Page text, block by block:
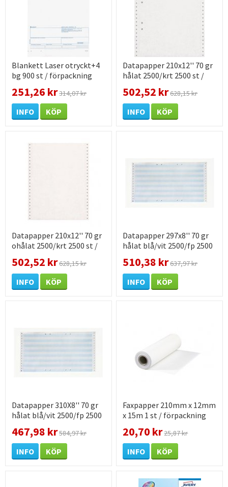
Blankett Laser otryckt+4
bg 900 st / förpackning
251,26 kr314,07 kr
INFO KÖP
Datapapper 210x12'' 70 gr
hålat 2500/krt 2500 st /
502,52 kr628,15 kr
INFO KÖP
Datapapper 210x12'' 70 gr
ohålat 2500/krt 2500 st /
502,52 kr628,15 kr
INFO KÖP
Datapapper 297x8'' 70 gr
hålat blå/vit 2500/fp 2500
510,38 kr637,97 kr
INFO KÖP
Datapapper 310X8'' 70 gr
hålat blå/vit 2500/fp 2500
st / förpackning
467,98 kr584,97 kr
INFO KÖP
Faxpapper 210mm x 12mm
x 15m 1 st / förpackning
20,70 kr25,87 kr
INFO KÖP